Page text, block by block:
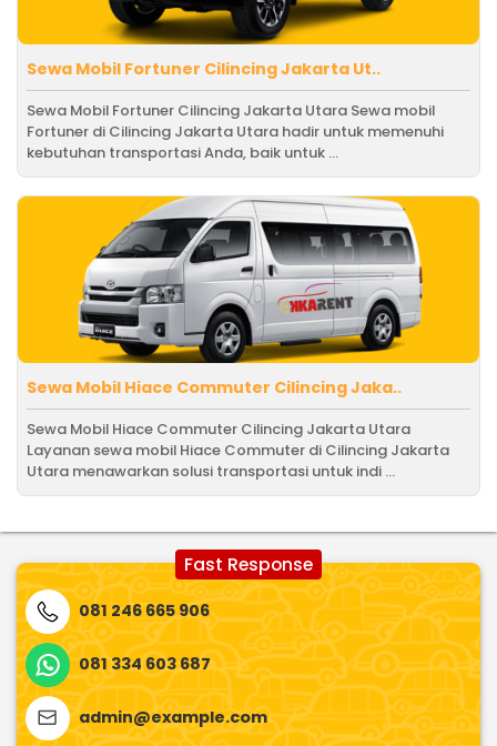
Sewa Mobil Fortuner Cilincing Jakarta Ut..
Sewa Mobil Fortuner Cilincing Jakarta Utara Sewa mobil
Fortuner di Cilincing Jakarta Utara hadir untuk memenuhi
kebutuhan transportasi Anda, baik untuk ...
Sewa Mobil Hiace Commuter Cilincing Jaka..
Sewa Mobil Hiace Commuter Cilincing Jakarta Utara
Layanan sewa mobil Hiace Commuter di Cilincing Jakarta
Utara menawarkan solusi transportasi untuk indi ...
Fast Response
081 246 665 906
081 334 603 687
admin@example.com